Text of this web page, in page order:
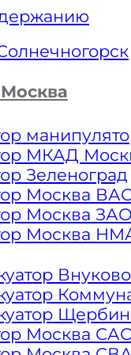
МКАД
Зеленоград
Москва
Москва
Москва
Внуково
Москва